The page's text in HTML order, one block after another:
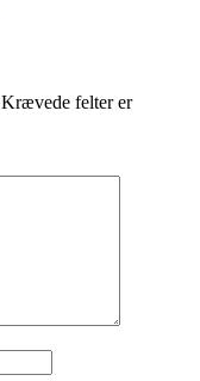
Krævede felter er